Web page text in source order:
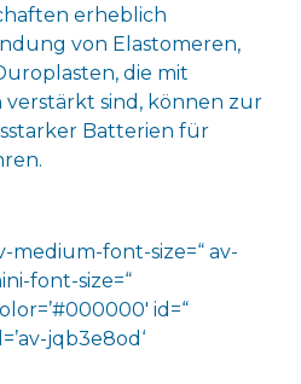
erheblich
von Elastomeren,
die mit
sind, können zur
Batterien für
medium-font-size=“ av-
font-size=“
id=“
jqb3e8od‘